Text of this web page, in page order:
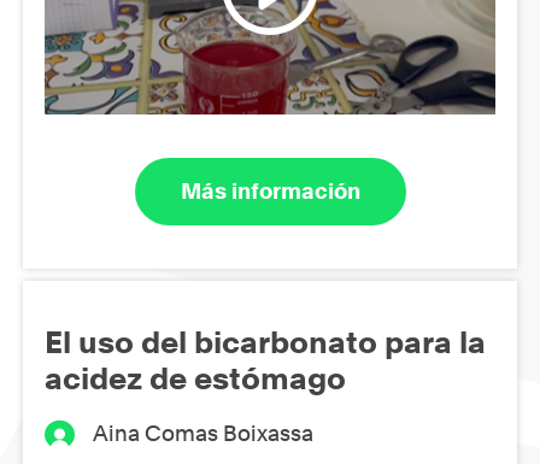
Más información
El uso del bicarbonato para la
acidez de estómago
Aina Comas Boixassa